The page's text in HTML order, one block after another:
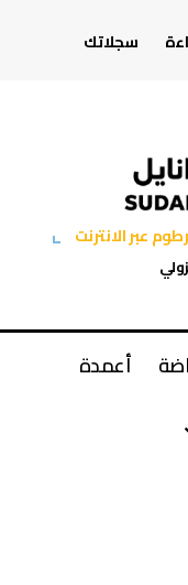
سجلاتك
عبر الانترنت
أعمدة